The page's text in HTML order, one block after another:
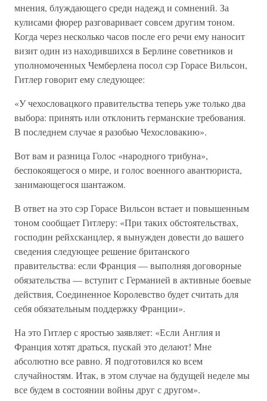
мнения, блуждающего среди надежд и сомнений. За
кулисами фюрер разговаривает совсем другим тоном.
Когда через несколько часов после его речи ему наносит
визит один из находившихся в Берлине советников и
уполномоченных Чемберлена посол сэр Горасе Вильсон,
Гитлер говорит ему следующее:
«У чехословацкого правительства теперь уже только два
выбора: принять или отклонить германские требования.
В последнем случае я разобью Чехословакию».
Вот вам и разница Голос «народного трибуна»,
беспокоящегося о мире, и голос военного авантюриста,
занимающегося шантажом.
В ответ на это сэр Горасе Вильсон встает и повышенным
тоном сообщает Гитлеру: «При таких обстоятельствах,
господин рейхсканцлер, я вынужден довести до вашего
сведения следующее решение британского
правительства: если Франция — выполняя договорные
обязательства — вступит с Германией в активные боевые
действия, Соединенное Королевство будет считать для
себя обязательным поддержку Франции».
На это Гитлер с яростью заявляет: «Если Англия и
Франция хотят драться, пускай это делают! Мне
абсолютно все равно. Я подготовился ко всем
случайностям. Итак, в этом случае на будущей неделе мы
все будем в состоянии войны друг с другом».